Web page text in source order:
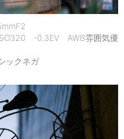
-0.3EV AWB雰囲気優
ックネガ